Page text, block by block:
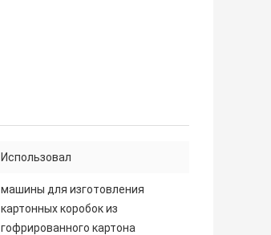
Использовал
машины для изготовления
картонных коробок из
гофрированного картона